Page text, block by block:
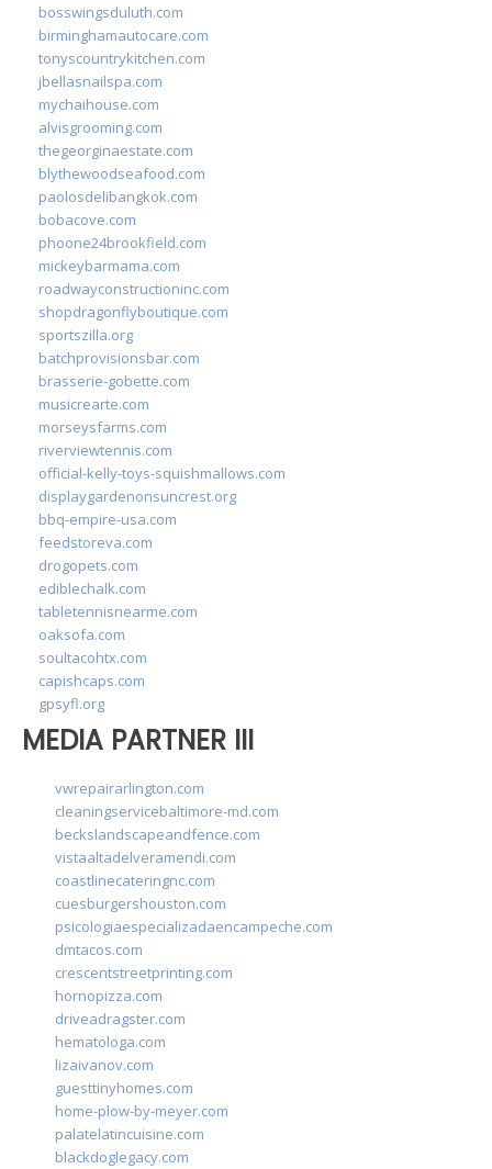
bosswingsduluth.com
birminghamautocare.com
tonyscountrykitchen.com
jbellasnailspa.com
mychaihouse.com
alvisgrooming.com
thegeorginaestate.com
blythewoodseafood.com
paolosdelibangkok.com
bobacove.com
phoone24brookfield.com
mickeybarmama.com
roadwayconstructioninc.com
shopdragonflyboutique.com
sportszilla.org
batchprovisionsbar.com
brasserie-gobette.com
musicrearte.com
morseysfarms.com
riverviewtennis.com
official-kelly-toys-squishmallows.com
displaygardenonsuncrest.org
bbq-empire-usa.com
feedstoreva.com
drogopets.com
ediblechalk.com
tabletennisnearme.com
oaksofa.com
soultacohtx.com
capishcaps.com
gpsyfl.org
MEDIA PARTNER III
vwrepairarlington.com
cleaningservicebaltimore-md.com
beckslandscapeandfence.com
vistaaltadelveramendi.com
coastlinecateringnc.com
cuesburgershouston.com
psicologiaespecializadaencampeche.com
dmtacos.com
crescentstreetprinting.com
hornopizza.com
driveadragster.com
hematologa.com
lizaivanov.com
guesttinyhomes.com
home-plow-by-meyer.com
palatelatincuisine.com
blackdoglegacy.com